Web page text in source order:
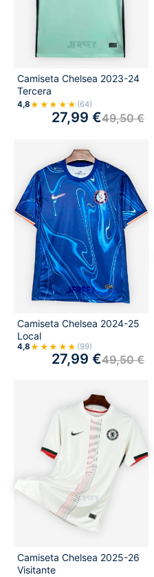
Camiseta Chelsea 2023-24
Tercera
4,8★★★★★ (64)
49,50€
27,99 €
Camiseta Chelsea 2024-25
Local
4,8★★★★★ (99)
49,50€
27,99 €
Camiseta Chelsea 2025-26
Visitante